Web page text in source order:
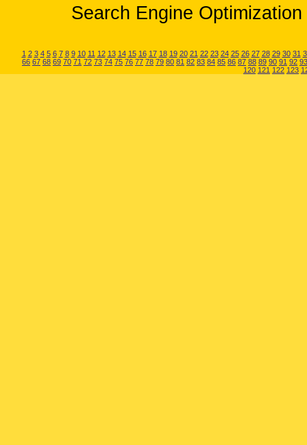
Search Engine
1 2 3 4 5 6 7 8 9 10 11 12 13 14 15 16 17 18 19 20 21 22 23 24 25 26 27 28 29 30 31
66 67 68 69 70 71 72 73 74 75 76 77 78 79 80 81 82 83 84 85 86 87 88 89 90 91 92 93
120 121 122 123